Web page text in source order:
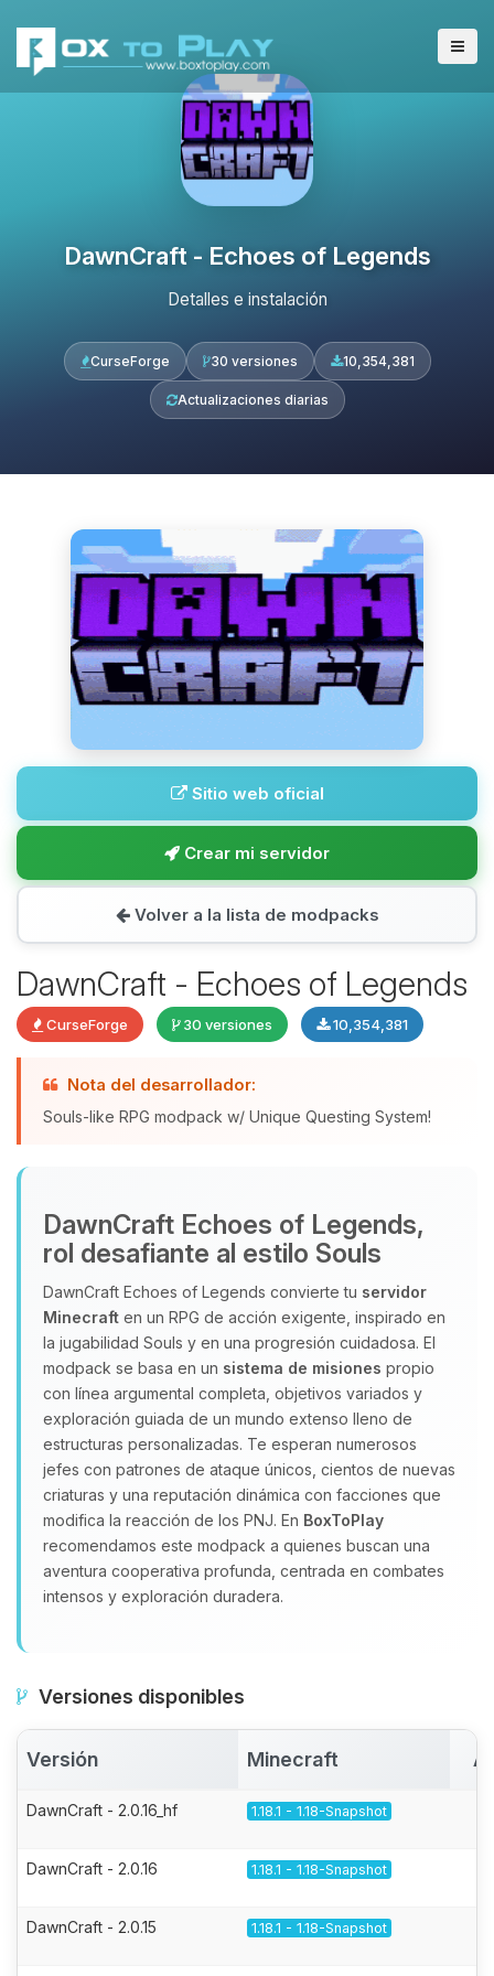
DawnCraft - Echoes of Legends
Detalles e instalación
CurseForge 30 versiones 10,354,381
Actualizaciones diarias
Sitio web oficial
Crear mi servidor
Volver a la lista de modpacks
DawnCraft - Echoes of Legends
CurseForge 30 versiones 10,354,381
Nota del desarrollador:
Souls-like RPG modpack w/ Unique Questing System!
DawnCraft Echoes of Legends,
rol desafiante al estilo Souls
DawnCraft Echoes of Legends convierte tu servidor
Minecraft en un RPG de acción exigente, inspirado en
la jugabilidad Souls y en una progresión cuidadosa. El
modpack se basa en un sistema de misiones propio
con línea argumental completa, objetivos variados y
exploración guiada de un mundo extenso lleno de
estructuras personalizadas. Te esperan numerosos
jefes con patrones de ataque únicos, cientos de nuevas
criaturas y una reputación dinámica con facciones que
modifica la reacción de los PNJ. En BoxToPlay
recomendamos este modpack a quienes buscan una
aventura cooperativa profunda, centrada en combates
intensos y exploración duradera.
Versiones disponibles
Versión Minecraft
DawnCraft - 2.0.16_hf 1.18.1 - 1.18-Snapshot
DawnCraft - 2.0.16 1.18.1 - 1.18-Snapshot
DawnCraft - 2.0.15 1.18.1 - 1.18-Snapshot
Yupi, por fin alguien con quien
hablar! Soy Choupy, tu pequeno
que necesitas y moveré mis
pequenos circuitos para ayudarte.
08/08/2026 13:51